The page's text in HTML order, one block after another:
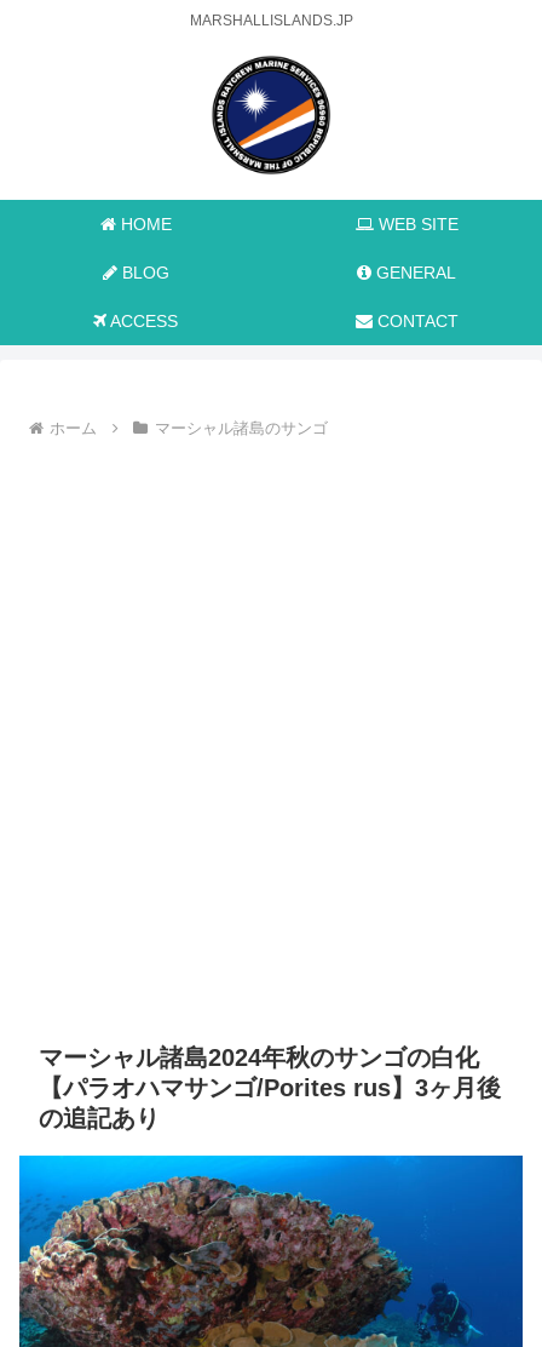
MARSHALLISLANDS.JP
HOME WEB SITE
BLOG GENERAL
ACCESS CONTACT
ホーム マーシャル諸島のサンゴ
マーシャル諸島2024年秋のサンゴの白化
【パラオハマサンゴ/Porites rus】3ヶ月後
の追記あり